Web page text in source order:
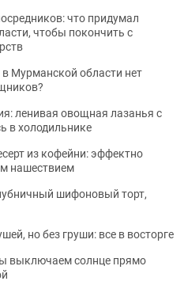
что придумал
чтобы покончить с
Мурманской области нет
ленивая овощная лазанья с
в холодильнике
из кофейни: эффектно
нашествием
шифоновый торт,
но без груши: все в восторге
выключаем солнце прямо